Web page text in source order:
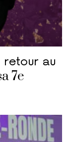
retour au
7e